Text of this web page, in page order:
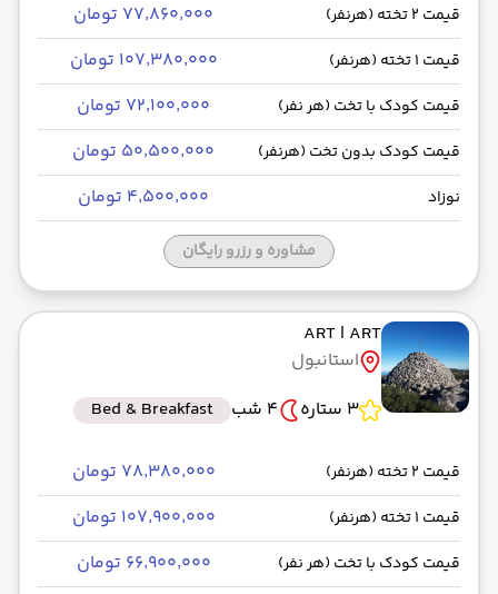
قیمت 2 تخته (هرنفر) ۷۷٬۸۶۰٬۰۰۰ تومان
قیمت 1 تخته (هرنفر) ۱۰۷٬۳۸۰٬۰۰۰ تومان
قیمت کودک با تخت (هر نفر) ۷۲٬۱۰۰٬۰۰۰ تومان
قیمت کودک بدون تخت (هرنفر) ۵۰٬۵۰۰٬۰۰۰ تومان
نوزاد ۴٬۵۰۰٬۰۰۰ تومان
مشاوره و رزرو رایگان
ART | ART
استانبول
3 ستاره
4 شب Bed & Breakfast
قیمت 2 تخته (هرنفر) ۷۸٬۳۸۰٬۰۰۰ تومان
قیمت 1 تخته (هرنفر) ۱۰۷٬۹۰۰٬۰۰۰ تومان
قیمت کودک با تخت (هر نفر) ۶۶٬۹۰۰٬۰۰۰ تومان